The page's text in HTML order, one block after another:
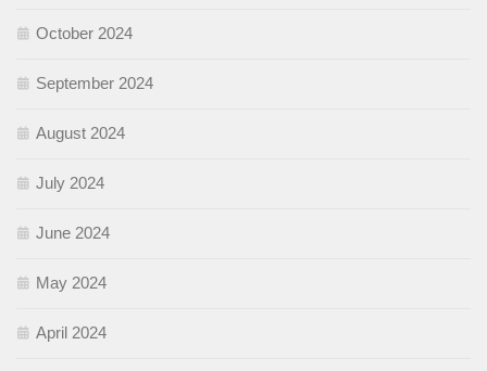
October 2024
September 2024
August 2024
July 2024
June 2024
May 2024
April 2024